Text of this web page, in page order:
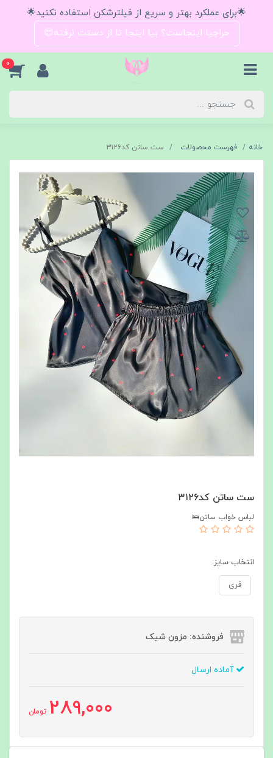
🌟برای عملکرد بهتر و سریع از فیلترشکن استفاده نکنید🌟
حراجیا اینجاست؟ بیا اینجا تا از دستت نرفته😍
0
خانه فهرست محصولات ست ساتن کد۳۱۲۶
ست ساتن کد۳۱۲۶
لباس خواب ساتن🛌
انتخاب سایز:
فری
فروشنده: مزون شیک
آماده ارسال
289,000 تومان